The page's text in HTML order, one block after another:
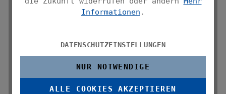
Durchschnittliche
Informationen .
DATENSCHUTZEINSTELLUNGEN
NUR NOTWENDIGE
ALLE COOKIES AKZEPTIEREN